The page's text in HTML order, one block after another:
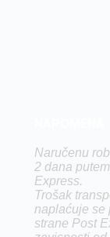
Naručenu
2 dana
Express.
Trošak
naplaćuje se
strane Post